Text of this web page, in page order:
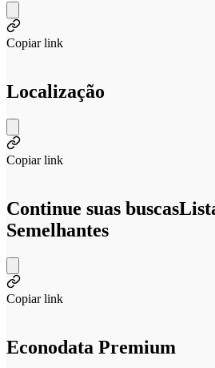
Copiar link
Localização
Copiar link
Continue suas buscas
Semelhantes
Copiar link
Econodata Premium